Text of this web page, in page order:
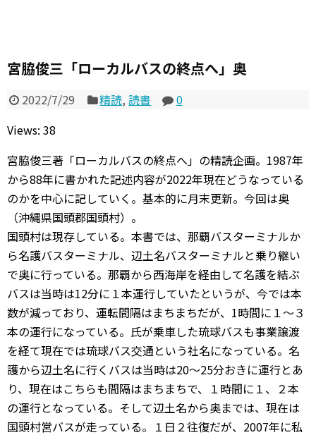
宮脇俊三「ローカルバスの終点へ」奥
2022/7/29 精読,読書
0
Views: 38
宮脇俊三著「ローカルバスの終点へ」の精読企画。1987年
から88年に書かれた記述内容が2022年現在どうなっている
のかを中心に記していく。基本的に月末更新。今回は奥
（沖縄県国頭郡国頭村）。
国頭村は現存している。本書では、那覇バスターミナルか
ら名護バスターミナル、辺土名バスターミナルと乗り継い
で奥に行っている。那覇から西海岸を経由して名護を結ぶ
バスは当時は12分に１本運行していたというが、今では本
数が減っており、運転間隔はまちまちだが、1時間に１～３
本の運行になっている。氏が乗車した琉球バスも事業譲渡
を経て現在では琉球バス交通という社名になっている。名
護から辺土名に行くバスは当時は20～25分おきに運行とあ
り、現在はこちらも間隔はまちまちで、１時間に１、２本
の運行となっている。そして辺土名から奥までは、現在は
国頭村営バスが走っている。１日２往復だが、2007年に私